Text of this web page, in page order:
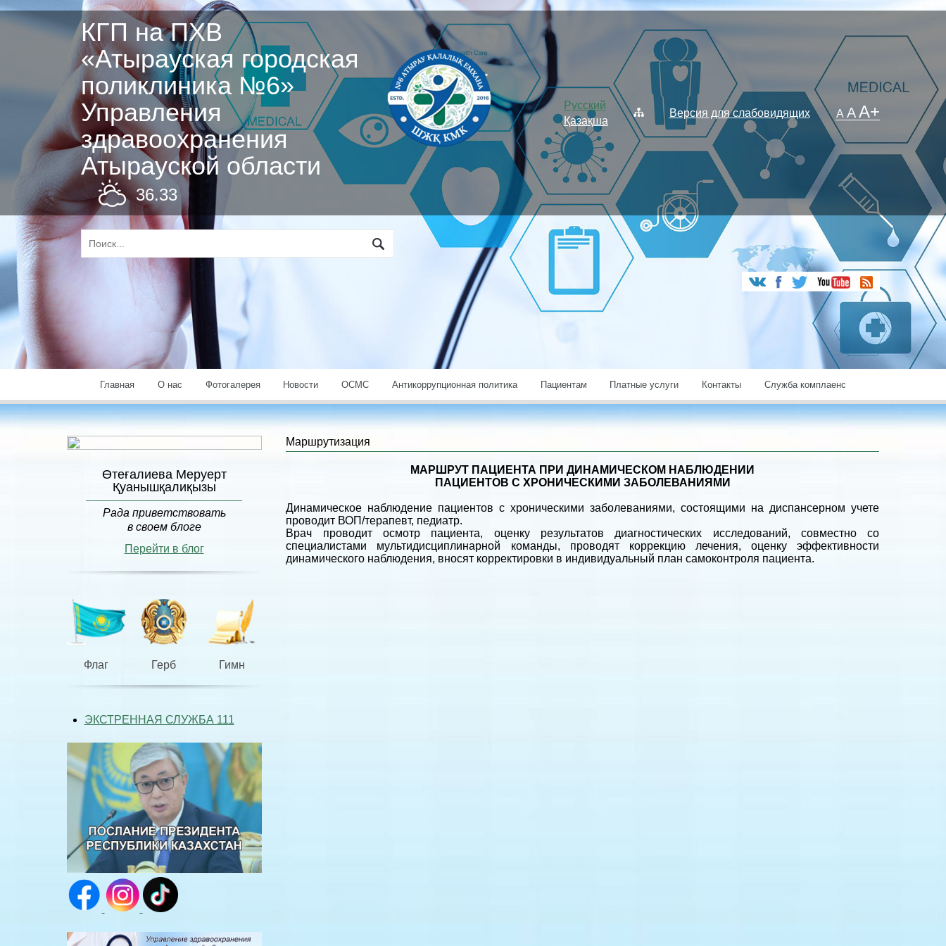
КГП на ПХВ
«Атырауская городская
поликлиника №6»
Управления
здравоохранения
Атырауской области
36.33
Русский
Қазақша
Версия для слабовидящих A A A+
Главная О нас Фотогалерея Новости ОСМС Антикоррупционная политика Пациентам Платные услуги Контакты Служба комплаенс
Өтеғалиева Меруерт
Қуанышқалиқызы
Рада приветствовать
в своем блоге
Перейти в блог
Флаг Герб Гимн
ЭКСТРЕННАЯ СЛУЖБА 111
Маршрутизация
МАРШРУТ ПАЦИЕНТА ПРИ ДИНАМИЧЕСКОМ НАБЛЮДЕНИИ
ПАЦИЕНТОВ С ХРОНИЧЕСКИМИ ЗАБОЛЕВАНИЯМИ
Динамическое наблюдение пациентов с хроническими заболеваниями, состоящими на диспансерном учете
проводит ВОП/терапевт, педиатр.
Врач проводит осмотр пациента, оценку результатов диагностических исследований, совместно со
специалистами мультидисциплинарной команды, проводят коррекцию лечения, оценку эффективности
динамического наблюдения, вносят корректировки в индивидуальный план самоконтроля пациента.